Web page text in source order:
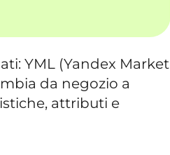
YML (Yandex Market
da negozio a
attributi e